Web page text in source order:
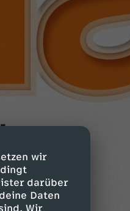
wir
darüber
Daten
Wir